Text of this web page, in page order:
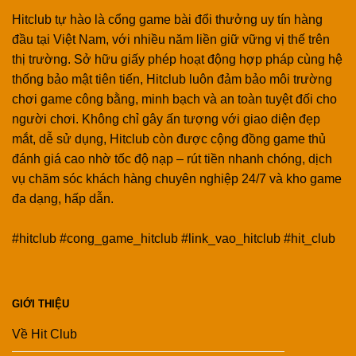
Hitclub tự hào là cổng game bài đổi thưởng uy tín hàng
đầu tại Việt Nam, với nhiều năm liền giữ vững vị thế trên
thị trường. Sở hữu giấy phép hoạt động hợp pháp cùng hệ
thống bảo mật tiên tiến, Hitclub luôn đảm bảo môi trường
chơi game công bằng, minh bạch và an toàn tuyệt đối cho
người chơi. Không chỉ gây ấn tượng với giao diện đẹp
mắt, dễ sử dụng, Hitclub còn được cộng đồng game thủ
đánh giá cao nhờ tốc độ nạp – rút tiền nhanh chóng, dịch
vụ chăm sóc khách hàng chuyên nghiệp 24/7 và kho game
đa dạng, hấp dẫn.
#hitclub #cong_game_hitclub #link_vao_hitclub #hit_club
GIỚI THIỆU
Về Hit Club